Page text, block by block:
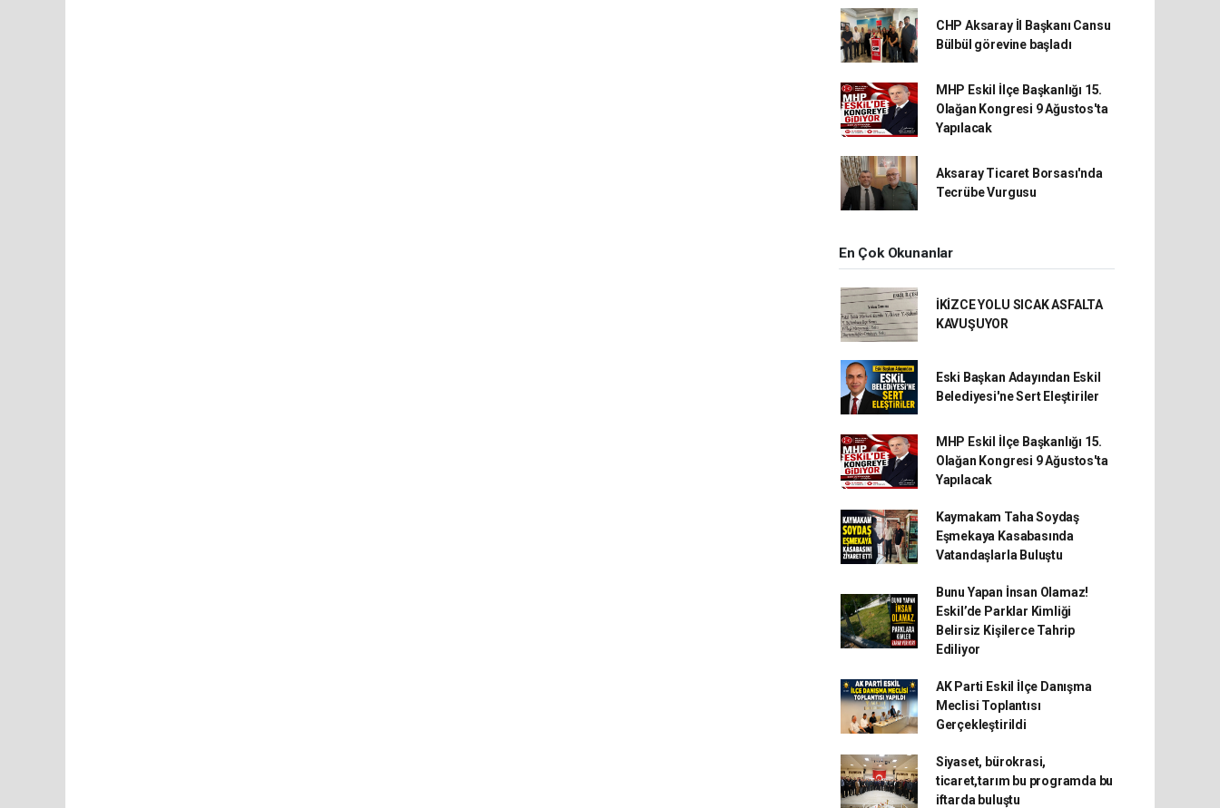
CHP Aksaray İl Başkanı Cansu
Bülbül görevine başladı
MHP Eskil İlçe Başkanlığı 15.
Olağan Kongresi 9 Ağustos'ta
Yapılacak
Aksaray Ticaret Borsası'nda
Tecrübe Vurgusu
En Çok Okunanlar
İKİZCE YOLU SICAK ASFALTA
KAVUŞUYOR
Eski Başkan Adayından Eskil
Belediyesi'ne Sert Eleştiriler
MHP Eskil İlçe Başkanlığı 15.
Olağan Kongresi 9 Ağustos'ta
Yapılacak
Kaymakam Taha Soydaş
Eşmekaya Kasabasında
Vatandaşlarla Buluştu
Bunu Yapan İnsan Olamaz!
Eskil’de Parklar Kimliği
Belirsiz Kişilerce Tahrip
Ediliyor
AK Parti Eskil İlçe Danışma
Meclisi Toplantısı
Gerçekleştirildi
Siyaset, bürokrasi,
ticaret,tarım bu programda bu
iftarda buluştu